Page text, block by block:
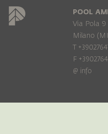
POOL
Via Pola 9
Milano
T
F
@ info